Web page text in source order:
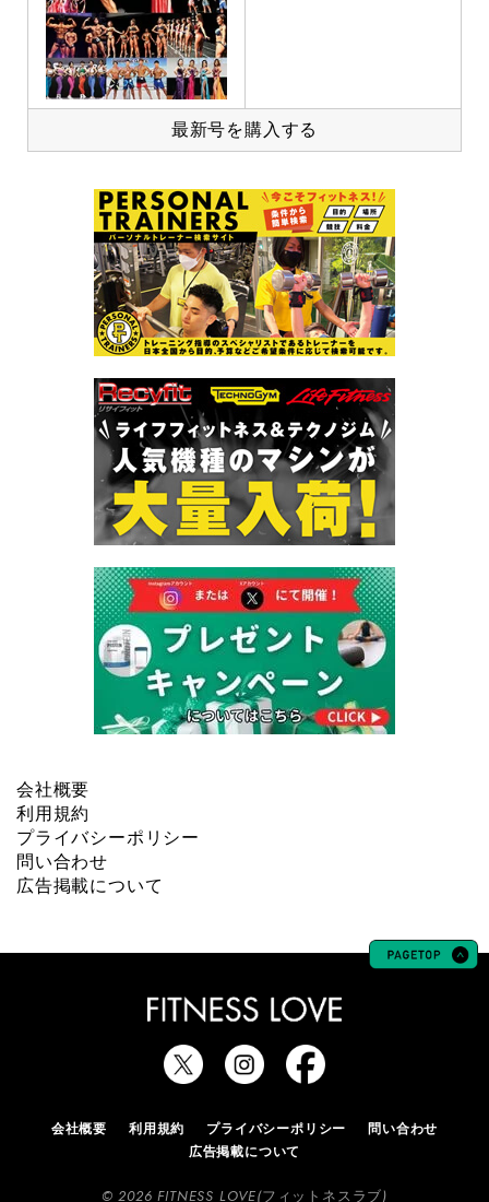
最新号を購入する
会社概要
利用規約
プライバシーポリシー
問い合わせ
広告掲載について
会社概要 利用規約 プライバシーポリシー
問い合わせ
広告掲載について
© 2026 FITNESS LOVE(フィットネスラブ)